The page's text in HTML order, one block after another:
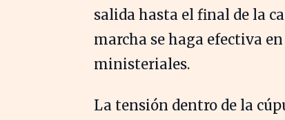
salida hasta el final de la
marcha se haga efectiva
ministeriales.
La tensión dentro de la